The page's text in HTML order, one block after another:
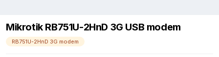
Mikrotik RB751U-2HnD 3G USB modem
RB751U-2HnD 3G modem